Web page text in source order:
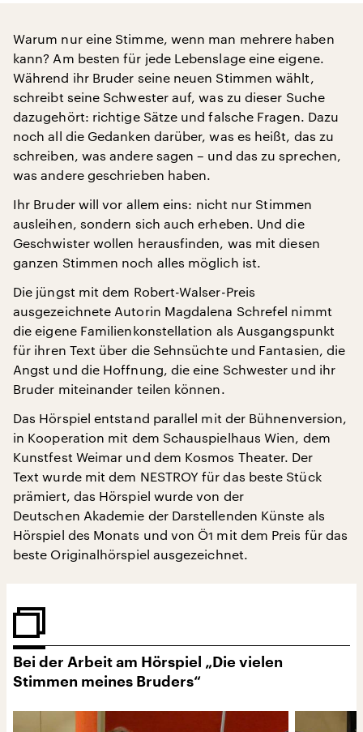
Warum nur eine Stimme, wenn man mehrere haben
kann? Am besten für jede Lebenslage eine eigene.
Während ihr Bruder seine neuen Stimmen wählt,
schreibt seine Schwester auf, was zu dieser Suche
dazugehört: richtige Sätze und falsche Fragen. Dazu
noch all die Gedanken darüber, was es heißt, das zu
schreiben, was andere sagen – und das zu sprechen,
was andere geschrieben haben.
Ihr Bruder will vor allem eins: nicht nur Stimmen
ausleihen, sondern sich auch erheben. Und die
Geschwister wollen herausfinden, was mit diesen
ganzen Stimmen noch alles möglich ist.
Die jüngst mit dem Robert-Walser-Preis
ausgezeichnete Autorin Magdalena Schrefel nimmt
die eigene Familienkonstellation als Ausgangspunkt
für ihren Text über die Sehnsüchte und Fantasien, die
Angst und die Hoffnung, die eine Schwester und ihr
Bruder miteinander teilen können.
Das Hörspiel entstand parallel mit der Bühnenversion,
in Kooperation mit dem Schauspielhaus Wien, dem
Kunstfest Weimar und dem Kosmos Theater. Der
Text wurde mit dem NESTROY für das beste Stück
prämiert, das Hörspiel wurde von der
Deutschen Akademie der Darstellenden Künste als
Hörspiel des Monats und von Ö1 mit dem Preis für das
beste Originalhörspiel ausgezeichnet.
Bei der Arbeit am Hörspiel „Die vielen
Stimmen meines Bruders“